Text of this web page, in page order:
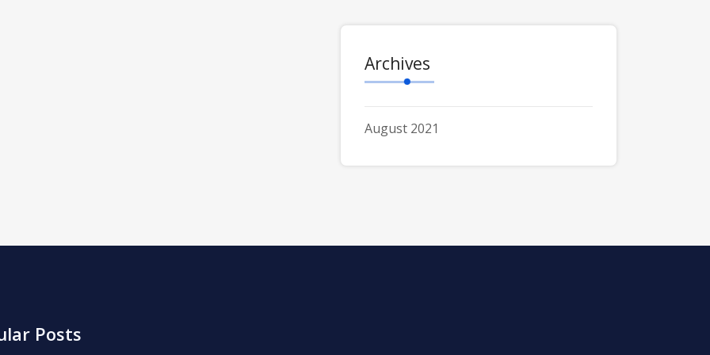
Archives
August 2021
Posts